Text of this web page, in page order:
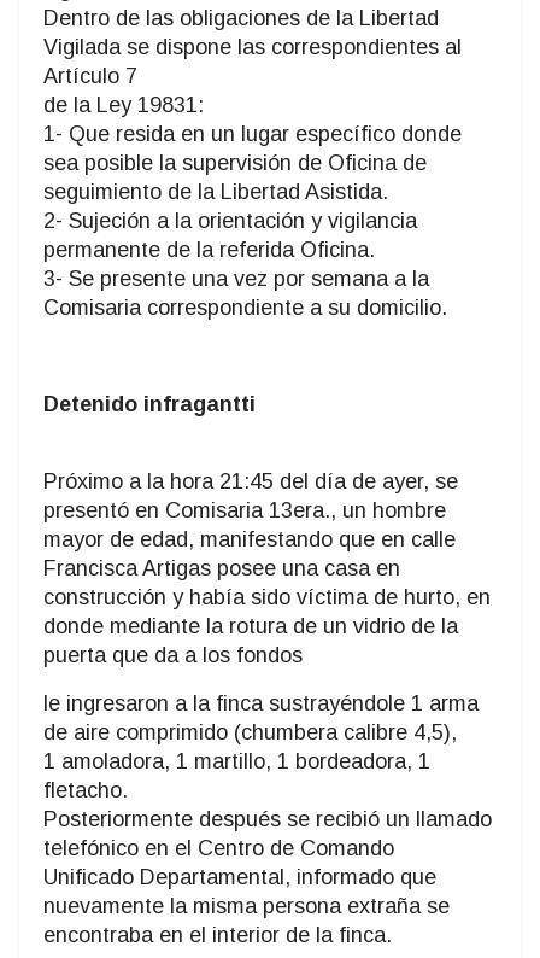
Dentro de las obligaciones de la Libertad
Vigilada se dispone las correspondientes al
Artículo 7
de la Ley 19831:
1- Que resida en un lugar específico donde
sea posible la supervisión de Oficina de
seguimiento de la Libertad Asistida.
2- Sujeción a la orientación y vigilancia
permanente de la referida Oficina.
3- Se presente una vez por semana a la
Comisaria correspondiente a su domicilio.
Detenido infragantti
Próximo a la hora 21:45 del día de ayer, se
presentó en Comisaria 13era., un hombre
mayor de edad, manifestando que en calle
Francisca Artigas posee una casa en
construcción y había sido víctima de hurto, en
donde mediante la rotura de un vidrio de la
puerta que da a los fondos
le ingresaron a la finca sustrayéndole 1 arma
de aire comprimido (chumbera calibre 4,5),
1 amoladora, 1 martillo, 1 bordeadora, 1
fletacho.
Posteriormente después se recibió un llamado
telefónico en el Centro de Comando
Unificado Departamental, informado que
nuevamente la misma persona extraña se
encontraba en el interior de la finca.